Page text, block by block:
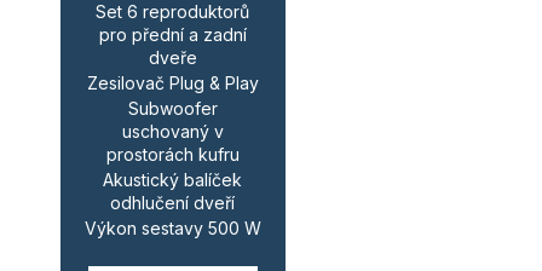
Set 6 reproduktorů
pro přední a zadní
dveře
Zesilovač Plug & Play
Subwoofer
uschovaný v
prostorách kufru
Akustický balíček
odhlučení dveří
Výkon sestavy 500 W